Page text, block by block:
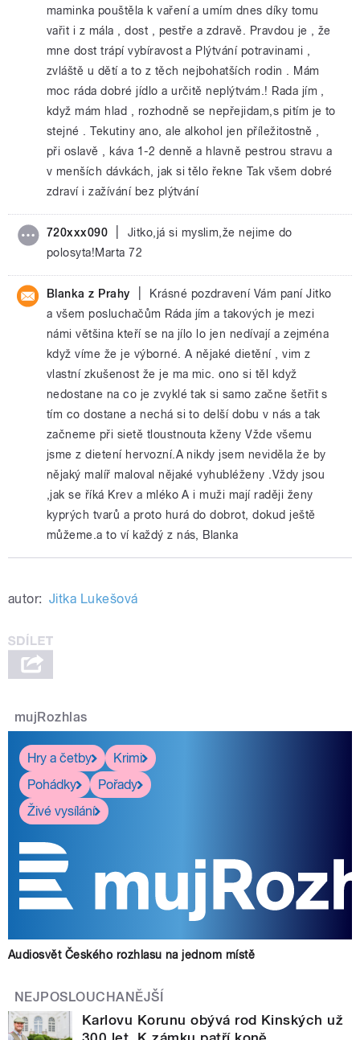
maminka pouštěla k vaření a umím dnes díky tomu
vařit i z mála , dost , pestře a zdravě. Pravdou je , že
mne dost trápí vybíravost a Plýtvání potravinami ,
zvláště u dětí a to z těch nejbohatších rodin . Mám
moc ráda dobré jídlo a určitě neplýtvám.! Rada jím ,
když mám hlad , rozhodně se nepřejidam,s pitím je to
stejné . Tekutiny ano, ale alkohol jen příležitostně ,
při oslavě , káva 1-2 denně a hlavně pestrou stravu a
v menších dávkách, jak si tělo řekne Tak všem dobré
zdraví i zažívání bez plýtvání
720xxx090
Jitko,já si myslim,že nejime do
polosyta!Marta 72
Blanka z Prahy
Krásné pozdravení Vám paní Jitko
a všem posluchačům Ráda jím a takových je mezi
námi většina kteří se na jílo lo jen nedívají a zejména
když víme že je výborné. A nějaké dietění , vim z
vlastní zkušenost že je ma mic. ono si těl když
nedostane na co je zvyklé tak si samo začne šetřit s
tím co dostane a nechá si to delší dobu v nás a tak
začneme při sietě tloustnouta kženy Vžde všemu
jsme z dietení hervozní.A nikdy jsem neviděla že by
nějaký malíř maloval nějaké vyhubléženy .Vždy jsou
,jak se říká Krev a mléko A i muži mají raději ženy
kyprých tvarů a proto hurá do dobrot, dokud ještě
můžeme.a to ví každý z nás, Blanka
autor: Jitka Lukešová
mujRozhlas
Hry a četby
Krimi
Pohádky
Pořady
Živé vysílání
Audiosvět Českého rozhlasu na jednom místě
NEJPOSLOUCHANĚJŠÍ
Karlovu Korunu obývá rod Kinských už